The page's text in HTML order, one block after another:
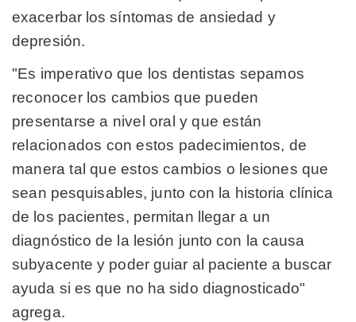
exacerbar los síntomas de ansiedad y
depresión.
"Es imperativo que los dentistas sepamos
reconocer los cambios que pueden
presentarse a nivel oral y que están
relacionados con estos padecimientos, de
manera tal que estos cambios o lesiones que
sean pesquisables, junto con la historia clínica
de los pacientes, permitan llegar a un
diagnóstico de la lesión junto con la causa
subyacente y poder guiar al paciente a buscar
ayuda si es que no ha sido diagnosticado"
agrega.